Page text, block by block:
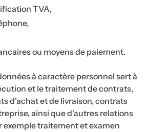
TVA,
ou moyens de paiement.
à caractère personnel sert à
et le traitement de contrats,
d'achat et de livraison, contrats
ainsi que d'autres relations
traitement et examen